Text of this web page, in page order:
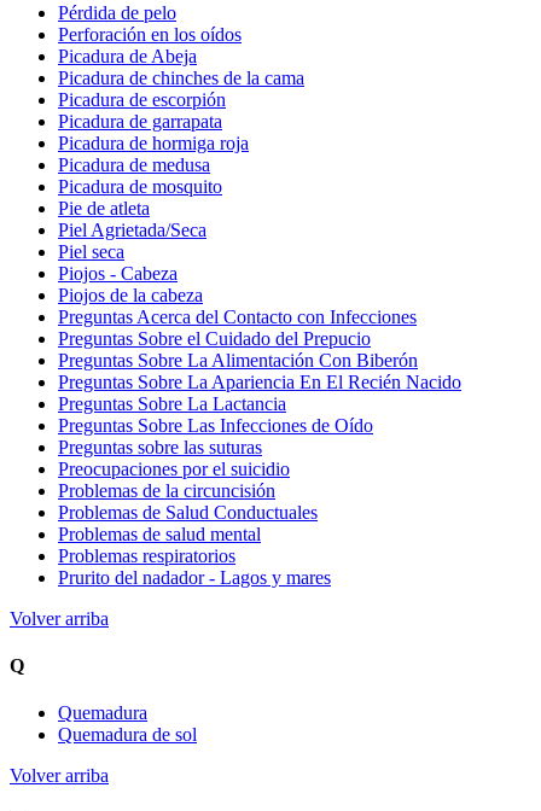
Pérdida de pelo
Perforación en los oídos
Picadura de Abeja
Picadura de chinches de la cama
Picadura de escorpión
Picadura de garrapata
Picadura de hormiga roja
Picadura de medusa
Picadura de mosquito
Pie de atleta
Piel Agrietada/Seca
Piel seca
Piojos - Cabeza
Piojos de la cabeza
Preguntas Acerca del Contacto con Infecciones
Preguntas Sobre el Cuidado del Prepucio
Preguntas Sobre La Alimentación Con Biberón
Preguntas Sobre La Apariencia En El Recién Nacido
Preguntas Sobre La Lactancia
Preguntas Sobre Las Infecciones de Oído
Preguntas sobre las suturas
Preocupaciones por el suicidio
Problemas de la circuncisión
Problemas de Salud Conductuales
Problemas de salud mental
Problemas respiratorios
Prurito del nadador - Lagos y mares
Volver arriba
Q
Quemadura
Quemadura de sol
Volver arriba